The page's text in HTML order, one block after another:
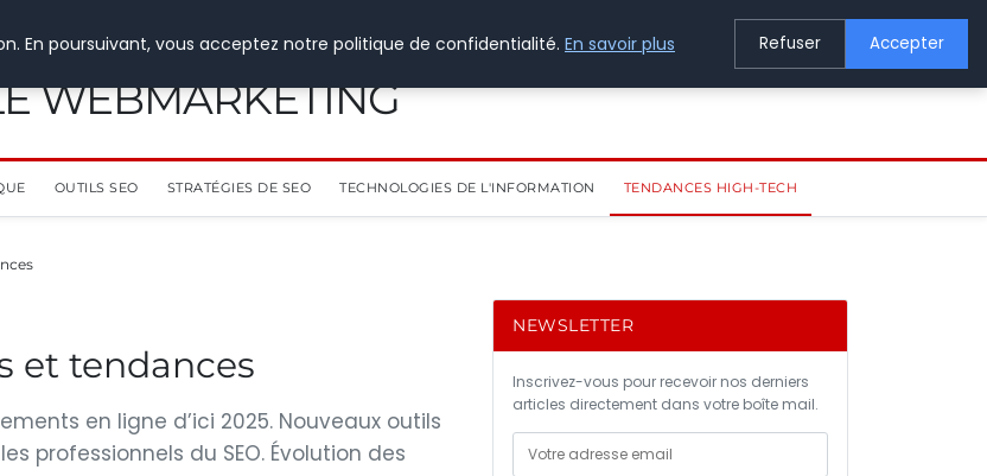
WEBMARKETING
OUTILS SEO STRATÉGIES DE SEO TECHNOLOGIES DE L'INFORMATION TENDANCES HIGH-TECH
et tendances
en ligne d’ici 2025. Nouveaux outils
professionnels du SEO. Évolution des
NEWSLETTER
Inscrivez-vous pour recevoir nos derniers
articles directement dans votre boîte mail.
En poursuivant, vous acceptez notre politique de confidentialité. En savoir plus Refuser Accepter